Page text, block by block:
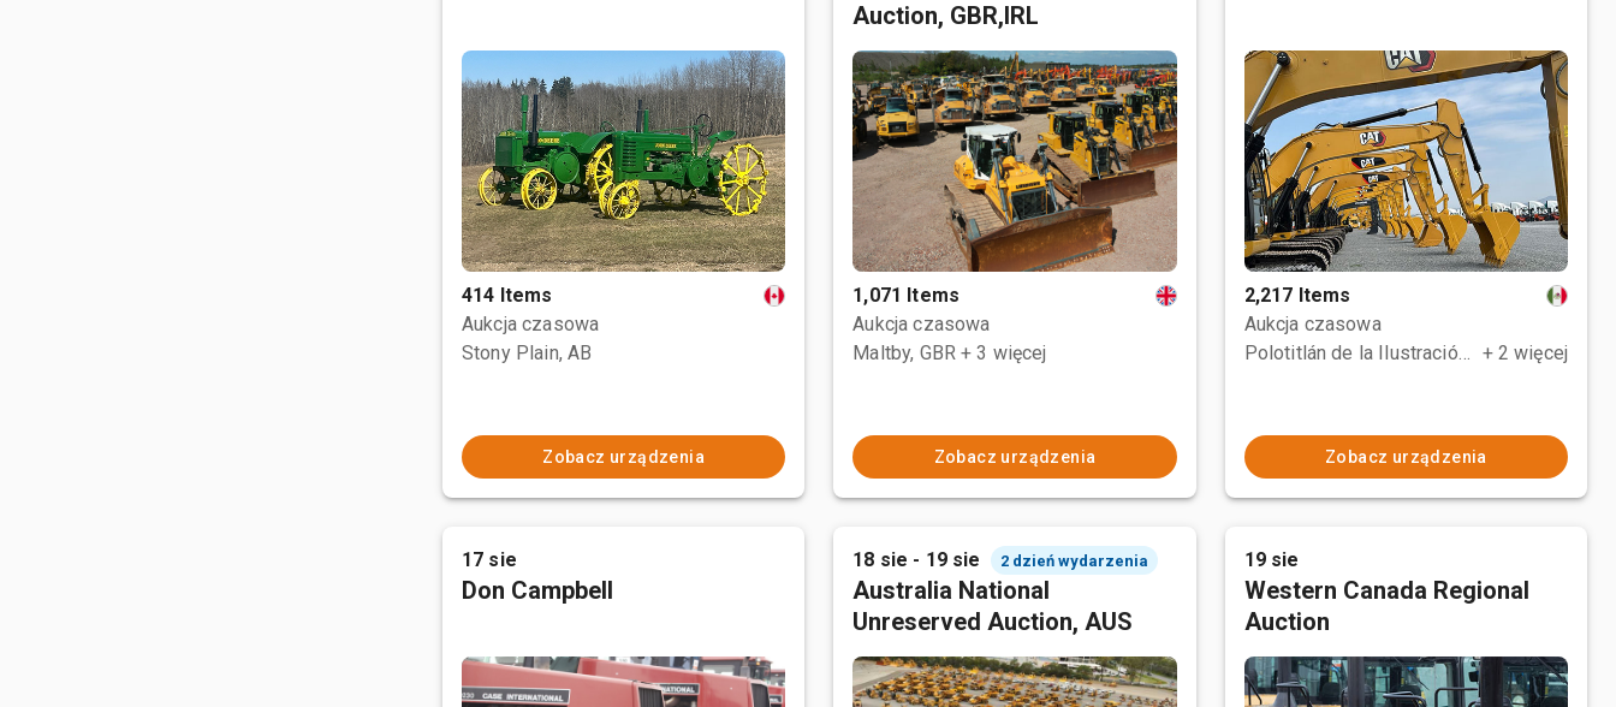
414 Items
Aukcja czasowa
Stony Plain, AB
Zobacz urządzenia
Auction, GBR,IRL
1,071 Items
Aukcja czasowa
Maltby, GBR + 3 więcej
Zobacz urządzenia
2,217 Items
Aukcja czasowa
Polotitlán de la Ilustración, MEX + 2 więcej
Zobacz urządzenia
17 sie
Don Campbell
18 sie - 19 sie 2 dzień wydarzenia
Australia National
Unreserved Auction, AUS
19 sie
Western Canada Regional
Auction